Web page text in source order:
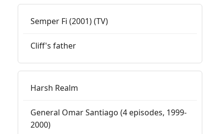
Semper Fi (2001) (TV)
Cliff's father
Harsh Realm
General Omar Santiago (4 episodes, 1999-
2000)